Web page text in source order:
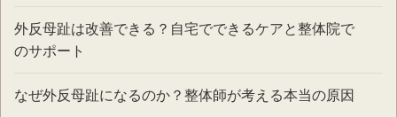
外反母趾は改善できる？自宅でできるケアと整体院で
のサポート
なぜ外反母趾になるのか？整体師が考える本当の原因